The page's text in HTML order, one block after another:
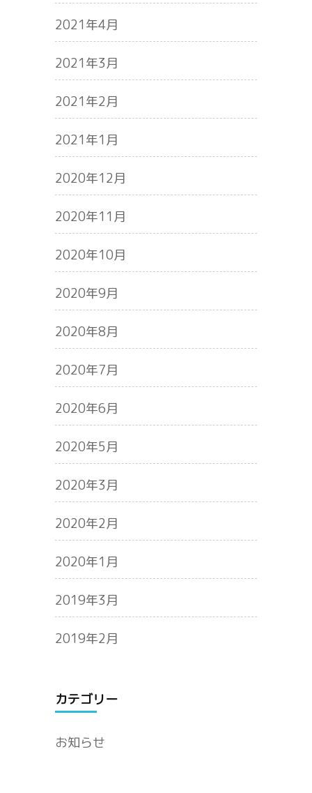
2021年4月
2021年3月
2021年2月
2021年1月
2020年12月
2020年11月
2020年10月
2020年9月
2020年8月
2020年7月
2020年6月
2020年5月
2020年3月
2020年2月
2020年1月
2019年3月
2019年2月
カテゴリー
お知らせ